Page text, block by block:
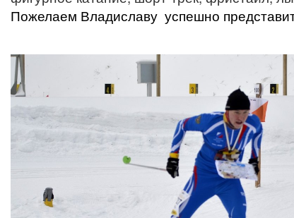
Пожелаем Владиславу успешно